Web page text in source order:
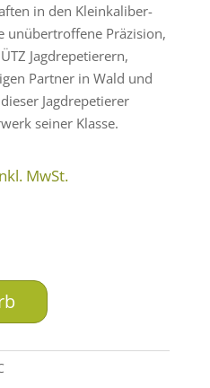
in den Kleinkaliber-
unübertroffene Präzision,
Jagdrepetierern,
Partner in Wald und
Jagdrepetierer
seiner Klasse.
MwSt.